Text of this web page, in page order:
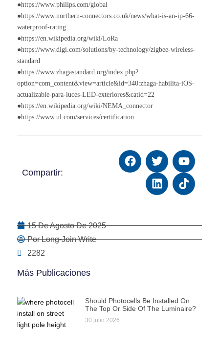
●https://www.philips.com/global
●https://www.northern-connectors.co.uk/news/what-is-an-ip-66-
waterproof-rating
●https://en.wikipedia.org/wiki/LoRa
●https://www.digi.com/solutions/by-technology/zigbee-wireless-
standard
●https://www.zhagastandard.org/index.php?
option=com_content&view=article&id=340:zhaga-habilita-iOS-
actualizable-para-luces-LED-exteriores&catid=22
●https://en.wikipedia.org/wiki/NEMA_connector
●https://www.ul.com/services/certification
Compartir:
15 De Agosto De 2025
Por Long-Join Write
2282
Más Publicaciones
Should Photocells Be Installed On
The Top Or Side Of The Luminaire?
30 julio 2026